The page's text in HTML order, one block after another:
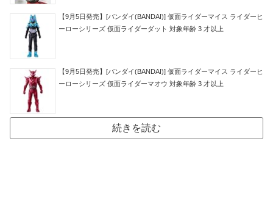
【9月5日発売】[バンダイ(BANDAI)] 仮面ライダーマイス ライダーヒ
ーローシリーズ 仮面ライダーダット 対象年齢 3 才以上
【9月5日発売】[バンダイ(BANDAI)] 仮面ライダーマイス ライダーヒ
ーローシリーズ 仮面ライダーマオウ 対象年齢 3 才以上
続きを読む